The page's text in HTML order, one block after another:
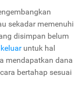
sekadar memenuhi
disimpan belum
untuk hal
mendapatkan dana
bertahap sesuai